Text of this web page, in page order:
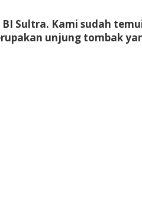
Sultra. Kami sudah
unjung tombak